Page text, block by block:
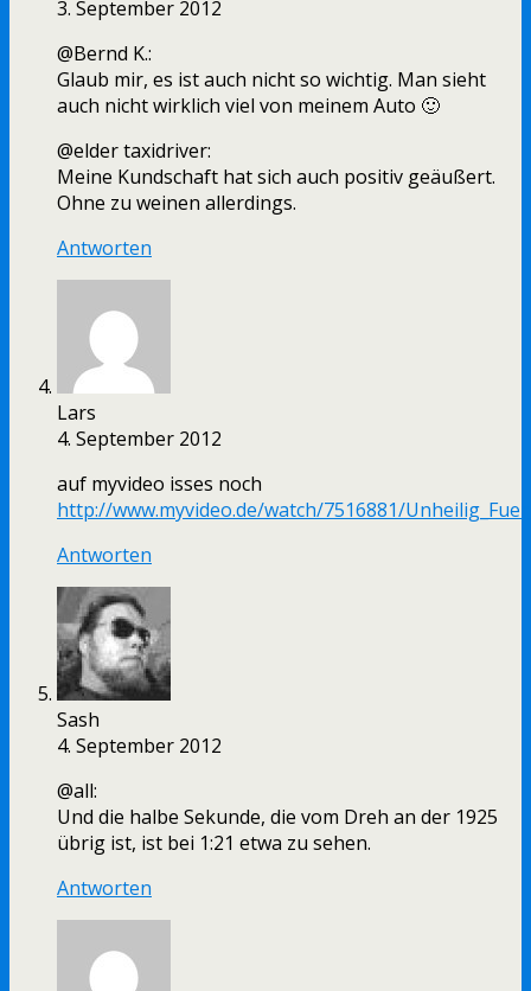
3. September 2012
@Bernd K.:
Glaub mir, es ist auch nicht so wichtig. Man sieht
auch nicht wirklich viel von meinem Auto 🙂
@elder taxidriver:
Meine Kundschaft hat sich auch positiv geäußert.
Ohne zu weinen allerdings.
Antworten
Lars
4. September 2012
auf myvideo isses noch
http://www.myvideo.de/watch/7516881/
Antworten
Sash
4. September 2012
@all:
Und die halbe Sekunde, die vom Dreh an der 1925
übrig ist, ist bei 1:21 etwa zu sehen.
Antworten